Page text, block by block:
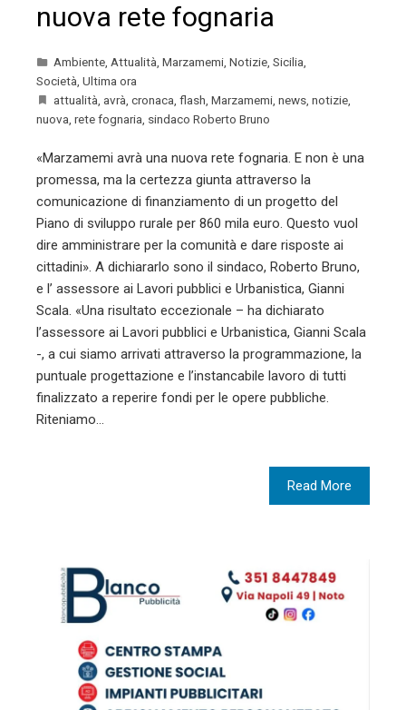
nuova rete fognaria
Ambiente, Attualità, Marzamemi, Notizie, Sicilia,
Società, Ultima ora
attualità, avrà, cronaca, flash, Marzamemi, news, notizie,
nuova, rete fognaria, sindaco Roberto Bruno
«Marzamemi avrà una nuova rete fognaria. E non è una
promessa, ma la certezza giunta attraverso la
comunicazione di finanziamento di un progetto del
Piano di sviluppo rurale per 860 mila euro. Questo vuol
dire amministrare per la comunità e dare risposte ai
cittadini». A dichiararlo sono il sindaco, Roberto Bruno,
e l’ assessore ai Lavori pubblici e Urbanistica, Gianni
Scala. «Una risultato eccezionale – ha dichiarato
l’assessore ai Lavori pubblici e Urbanistica, Gianni Scala
-, a cui siamo arrivati attraverso la programmazione, la
puntuale progettazione e l’instancabile lavoro di tutti
finalizzato a reperire fondi per le opere pubbliche.
Riteniamo…
Read More